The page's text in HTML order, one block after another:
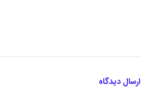
ارسال دیدگاه